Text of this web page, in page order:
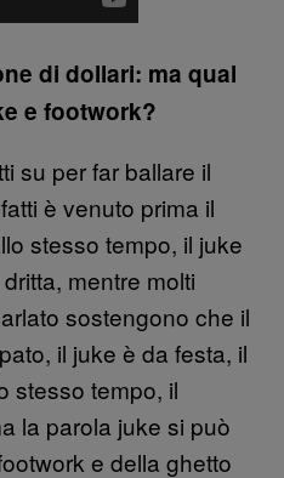
di dollari: ma qual
e footwork?
su per far ballare il
è venuto prima il
stesso tempo, il juke
mentre molti
sostengono che il
il juke è da festa, il
stesso tempo, il
la parola juke si può
e della ghetto